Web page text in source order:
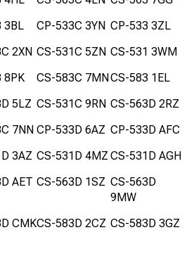
3BL CP-533C 3YN CP-533 3ZL
2XN CS-531C 5ZN CS-531 3WM
8PK CS-583C 7MNCS-583 1EL
5LZ CS-531C 9RN CS-563D 2RZ
7NN CP-533D 6AZ CP-533D AFC
3AZ CS-531D 4MZ CS-531D AGH
AET CS-563D 1SZ CS-563D
9MW
CMKCS-583D 2CZ CS-583D 3GZ